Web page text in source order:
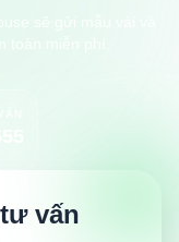
vấn